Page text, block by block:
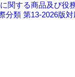
関する商品及び役
分類 第13-2026版対